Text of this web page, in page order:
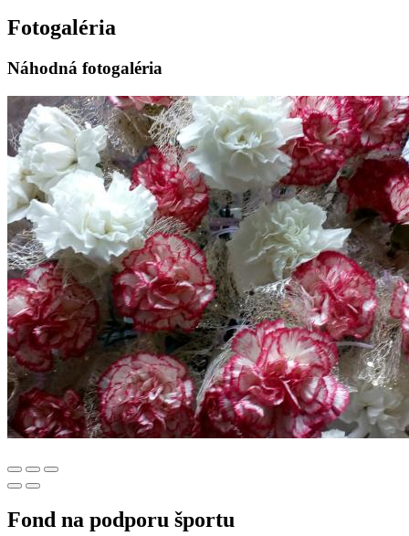
Fotogaléria
Náhodná fotogaléria
Fond na podporu športu